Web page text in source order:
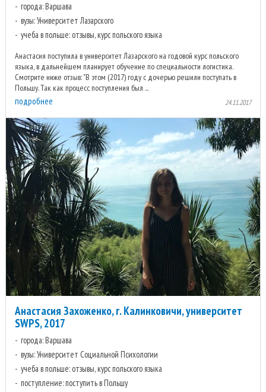
города: Варшава
вузы: Университет Лазарского
учеба в польше: отзывы, курс польского языка
Анастасия поступила в университет Лазарского на годовой курс польского
языка, в дальнейшем планирует обучение по специальности логистика.
Смотрите ниже отзыв: "В этом (2017) году с дочерью решили поступать в
Польшу. Так как процесс поступления был ...
подробнее 24.11.2017
Анастасия Захоженко, г. Калинковичи, университет
SWPS, 2017
города: Варшава
вузы: Университет Социальной Психологии
учеба в польше: отзывы, курс польского языка
поступление: поступить в Польшу